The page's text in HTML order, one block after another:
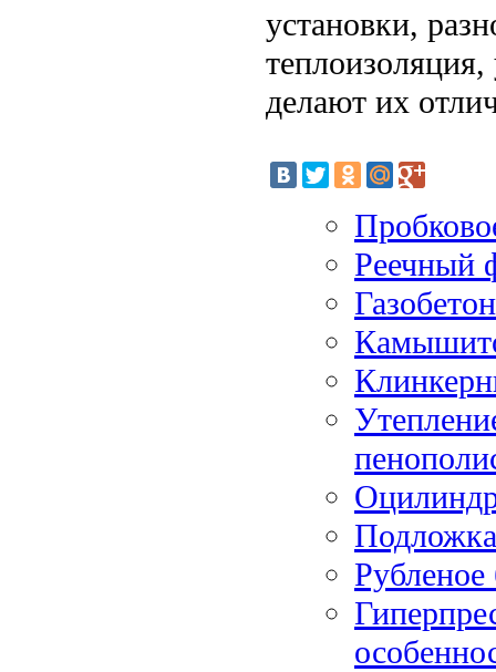
установки,
делают их
Реечный
Рубленое